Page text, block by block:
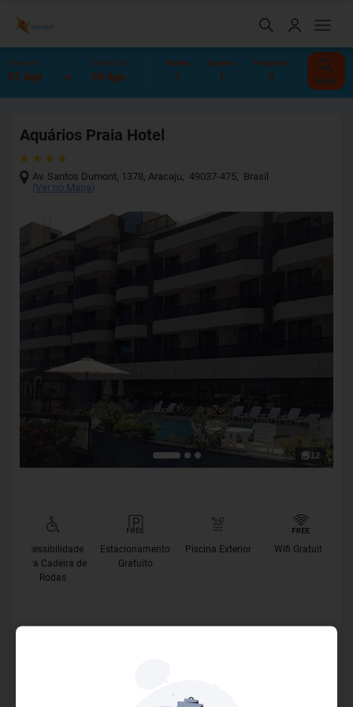
Check-In
07 Ago
Check-Out
08 Ago
Noites
1
Quartos
1
Hóspedes
2 Editar
Aquários Praia Hotel
Av. Santos Dumont, 1378,Aracaju, 49037-475, Brasil
(Ver no Mapa)
12
Acessibilidade
para Cadeira de
Rodas
Estacionamento
Gratuito
Piscina Exterior Wifi Gratuito
coração da maior área de lazer e entretenimento de